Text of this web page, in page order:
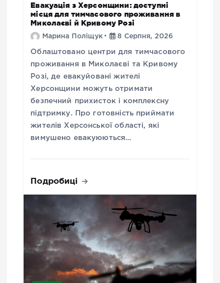
Евакуація з Херсонщини: доступні
місця для тимчасового проживання в
Миколаєві й Кривому Розі
Марина Поліщук 8 Серпня, 2026
Облаштовано центри для тимчасового
проживання в Миколаєві та Кривому
Розі, де евакуйовані жителі
Херсонщини можуть отримати
безпечний прихисток і комплексну
підтримку. Про готовність приймати
жителів Херсонської області, які
вимушено евакуюються…
Подробиці